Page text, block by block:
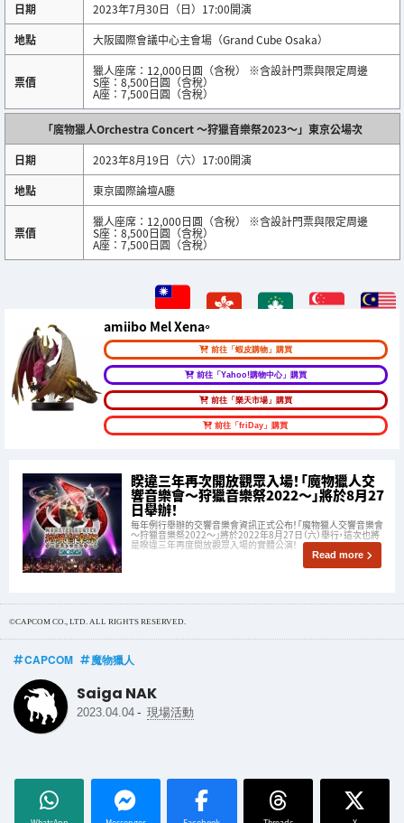
日期
2023年7月30日（日）17:00開演
地點
大阪國際會議中心主會場（Grand Cube Osaka）
票價
獵人座席：12,000日圓（含稅） ※含設計門票與限定周邊
S座：8,500日圓（含稅）
A座：7,500日圓（含稅）
「魔物獵人Orchestra Concert ～狩獵音樂祭2023～」東京公場次
日期
2023年8月19日（六）17:00開演
地點
東京國際論壇A廳
票價
獵人座席：12,000日圓（含稅） ※含設計門票與限定周邊
S座：8,500日圓（含稅）
A座：7,500日圓（含稅）
amiibo Mel Xena。
前往「蝦皮購物」購買
前往「Yahoo!購物中心」購買
前往「樂天市場」購買
前往「friDay」購買
睽違三年再次開放觀眾入場！「魔物獵人交
響音樂會～狩獵音樂祭2022～」將於8月27
日舉辦！
每年例行舉辦的交響音樂會資訊正式公布！「魔物獵人交響音樂會
～狩獵音樂祭2022～」將於2022年8月27日（六）舉行，這次也將
是睽違三年再度開放觀眾入場的實體公演！
Read more
©CAPCOM CO., LTD. ALL RIGHTS RESERVED.
CAPCOM 魔物獵人
Saiga NAK
2023.04.04 - 現場活動